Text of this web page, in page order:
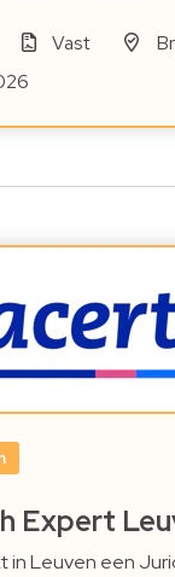
Vast
Expert
in Leuven een